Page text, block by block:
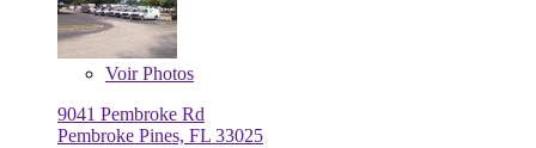
VoirPhotos
9041 Pembroke Rd
Pembroke Pines, FL 33025